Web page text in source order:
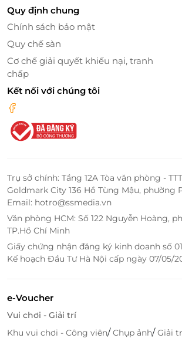
Phòng tắm lớn
thể thư giãn vớivòi hoa senhiện
nằm
mang đến cho bạn những trải
trong spa cao cấp, giúp bạn xóa tan
Khách Sạn 5 Sao Với Chất
Cấp
hàng đầu tại Huế, nổi bật với thiết kế
Quy định chung
Chính sách bảo mật
Quy chế sàn
Cơ chế giải quyết khiếu nại, tranh
chấp
Kết nối với chúng tôi
Trụ sở chính: Tầng 12A Tòa văn phòng -
Goldmark City 136 Hồ Tùng Mậu, phường
Email: hotro@ssmedia.vn
Văn phòng HCM: Số 122 Nguyễn Hoàng,
TP.Hồ Chí Minh
Giấy chứng nhận đăng ký kinh doanh số
Kế hoạch Đầu Tư Hà Nội cấp ngày 07/05/
e-Voucher
Vui chơi - Giải trí
Khu vui chơi - Công viên/Chụp ảnh/Giải